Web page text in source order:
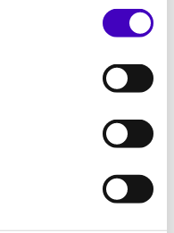
feminisme. In die
van
Nawal is
van 16.00 –